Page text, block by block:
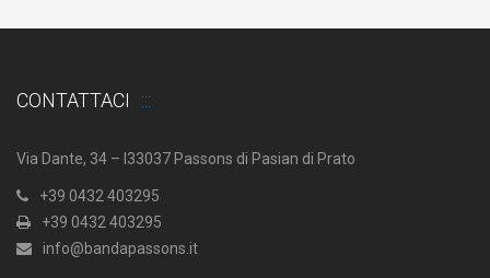
CONTATTACI
Via Dante, 34 – I33037 Passons di Pasian di Prato
+39 0432 403295
+39 0432 403295
info@bandapassons.it